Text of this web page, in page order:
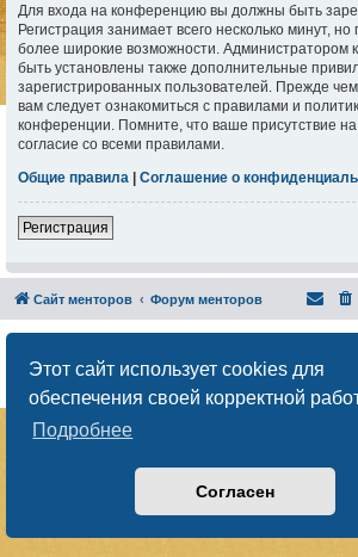
Этот сайт использует cookies для
обеспечения своей корректной
Подробнее
Согласен
Для входа на конференцию вы должны быть
Регистрация занимает всего несколько минут,
более широкие возможности. Администратором
быть установлены также дополнительные
зарегистрированных пользователей. Прежде чем
вам следует ознакомиться с правилами и
конференции. Помните, что ваше присутствие
согласие со всеми правилами.
Общие правила | Соглашение о
Регистрация
Сайт менторов Форум менторов
Русская поддержка phpBB